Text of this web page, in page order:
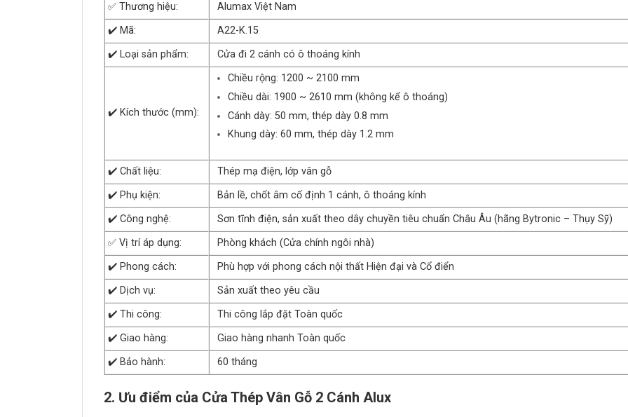
✅ Thương hiệu:
Alumax Việt Nam
✔️ Mã:
A22-K.15
✔️ Loại sản phẩm:
Cửa đi 2 cánh có ô thoáng kính
✔️ Kích thước (mm):
Chiều rộng: 1200 ~ 2100 mm
Chiều dài: 1900 ~ 2610 mm (không kể ô thoáng)
Cánh dày: 50 mm, thép dày 0.8 mm
Khung dày: 60 mm, thép dày 1.2 mm
✔️ Chất liệu:
Thép mạ điện, lớp vân gỗ
✔️ Phụ kiện:
Bản lề, chốt âm cố định 1 cánh, ô thoáng kính
✔️ Công nghệ:
Sơn tĩnh điện, sản xuất theo dây chuyền tiêu chuẩn Châu Âu (hãng Bytronic – Thụy Sỹ)
✅ Vị trí áp dụng:
Phòng khách (Cửa chính ngôi nhà)
✔️ Phong cách:
Phù hợp với phong cách nội thất Hiện đại và Cổ điển
✔️ Dịch vụ:
Sản xuất theo yêu cầu
✔️ Thi công:
Thi công lắp đặt Toàn quốc
✔️ Giao hàng:
Giao hàng nhanh Toàn quốc
✔️ Bảo hành:
60 tháng
2. Ưu điểm của Cửa Thép Vân Gỗ 2 Cánh Alux